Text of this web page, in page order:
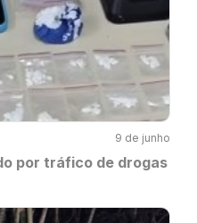
9 de junho
por tráfico de drogas